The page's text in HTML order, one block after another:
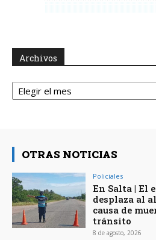
Archivos
Archivos
OTRAS NOTICIAS
Policiales
En Salta | El
desplaza al
causa de
tránsito
8 de agosto, 2026